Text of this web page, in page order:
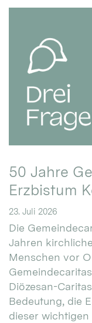
50 Jahre
Erzbistum
23. Juli 2026
Die
Jahren
Menschen vor
Diözesan-
Bedeutung, die
dieser wichtigen